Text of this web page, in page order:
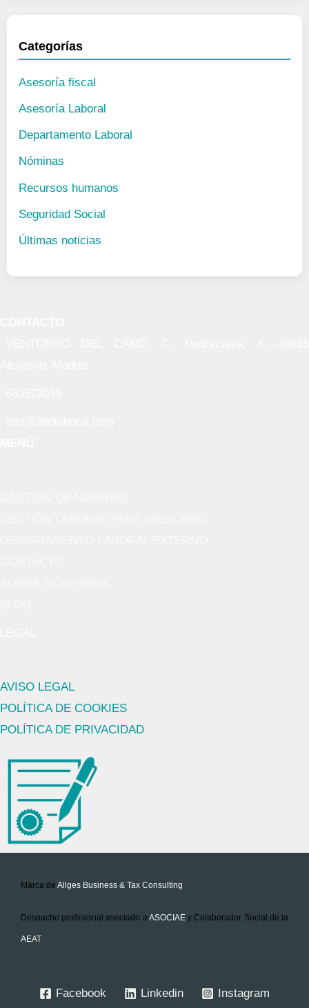
Categorías
Asesoría fiscal
Asesoría Laboral
Departamento Laboral
Nóminas
Recursos humanos
Seguridad Social
Últimas noticias
AVISO LEGAL
POLÍTICA DE COOKIES
POLÍTICA DE PRIVACIDAD
Marca de Allges Business & Tax Consulting
Despacho profesional asociado aASOCIAE y Colaborador Social de la
AEAT
Facebook Linkedin Instagram